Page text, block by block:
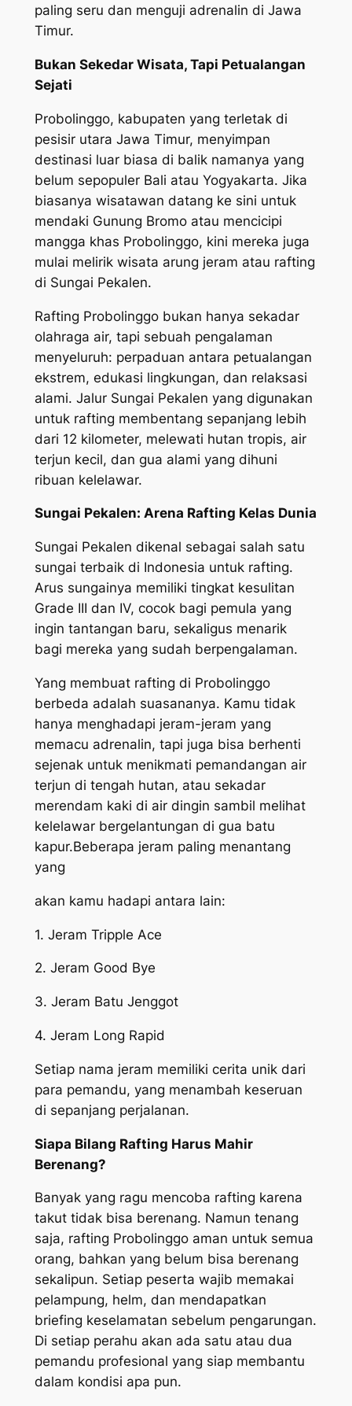
paling seru dan menguji adrenalin di Jawa
Timur.
Bukan Sekedar Wisata, Tapi Petualangan
Sejati
Probolinggo, kabupaten yang terletak di
pesisir utara Jawa Timur, menyimpan
destinasi luar biasa di balik namanya yang
belum sepopuler Bali atau Yogyakarta. Jika
biasanya wisatawan datang ke sini untuk
mendaki Gunung Bromo atau mencicipi
mangga khas Probolinggo, kini mereka juga
mulai melirik wisata arung jeram atau rafting
di Sungai Pekalen.
Rafting Probolinggo bukan hanya sekadar
olahraga air, tapi sebuah pengalaman
menyeluruh: perpaduan antara petualangan
ekstrem, edukasi lingkungan, dan relaksasi
alami. Jalur Sungai Pekalen yang digunakan
untuk rafting membentang sepanjang lebih
dari 12 kilometer, melewati hutan tropis, air
terjun kecil, dan gua alami yang dihuni
ribuan kelelawar.
Sungai Pekalen: Arena Rafting Kelas Dunia
Sungai Pekalen dikenal sebagai salah satu
sungai terbaik di Indonesia untuk rafting.
Arus sungainya memiliki tingkat kesulitan
Grade III dan IV, cocok bagi pemula yang
ingin tantangan baru, sekaligus menarik
bagi mereka yang sudah berpengalaman.
Yang membuat rafting di Probolinggo
berbeda adalah suasananya. Kamu tidak
hanya menghadapi jeram-jeram yang
memacu adrenalin, tapi juga bisa berhenti
sejenak untuk menikmati pemandangan air
terjun di tengah hutan, atau sekadar
merendam kaki di air dingin sambil melihat
kelelawar bergelantungan di gua batu
kapur.Beberapa jeram paling menantang
yang
akan kamu hadapi antara lain:
1. Jeram Tripple Ace
2. Jeram Good Bye
3. Jeram Batu Jenggot
4. Jeram Long Rapid
Setiap nama jeram memiliki cerita unik dari
para pemandu, yang menambah keseruan
di sepanjang perjalanan.
Siapa Bilang Rafting Harus Mahir
Berenang?
Banyak yang ragu mencoba rafting karena
takut tidak bisa berenang. Namun tenang
saja, rafting Probolinggo aman untuk semua
orang, bahkan yang belum bisa berenang
sekalipun. Setiap peserta wajib memakai
pelampung, helm, dan mendapatkan
briefing keselamatan sebelum pengarungan.
Di setiap perahu akan ada satu atau dua
pemandu profesional yang siap membantu
dalam kondisi apa pun.